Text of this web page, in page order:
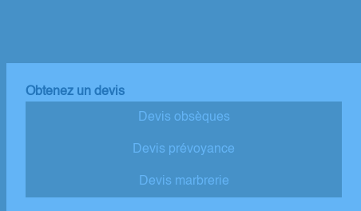
Obtenez un devis
Devis obsèques
Devis prévoyance
Devis marbrerie